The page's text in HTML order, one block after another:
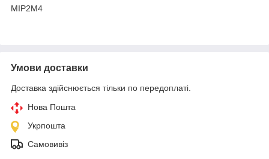
MIP2M4
Умови доставки
Доставка здійснюється тільки по передоплаті.
Нова Пошта
Укрпошта
Самовивіз